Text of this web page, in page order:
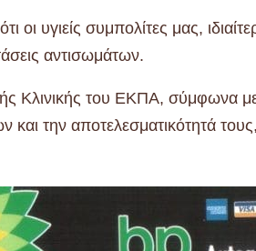
οι υγιείς συμπολίτες μας,
αντισωμάτων.
Κλινικής του ΕΚΠΑ, σύμφωνα
και την αποτελεσματικότητά